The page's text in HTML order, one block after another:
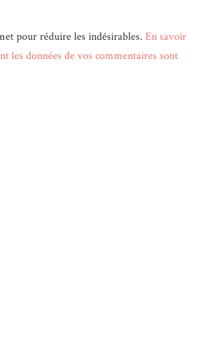
pour réduire les indésirables. En savoir
les données de vos commentaires sont